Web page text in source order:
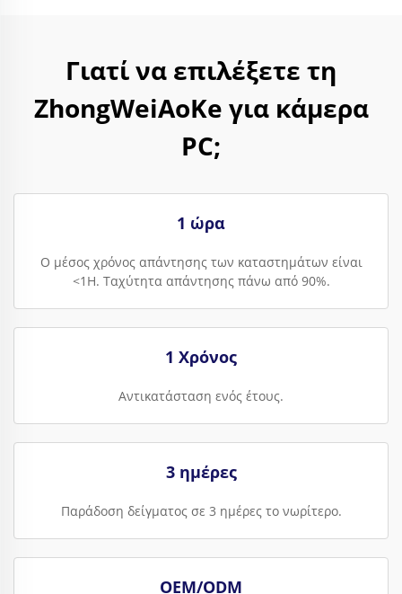
Γιατί να επιλέξετε τη
ZhongWeiAoKe για κάμερα
PC;
1 ώρα
Ο μέσος χρόνος απάντησης των καταστημάτων είναι
<1H. Ταχύτητα απάντησης πάνω από 90%.
1 Χρόνος
Αντικατάσταση ενός έτους.
3 ημέρες
Παράδοση δείγματος σε 3 ημέρες το νωρίτερο.
OEM/ODM